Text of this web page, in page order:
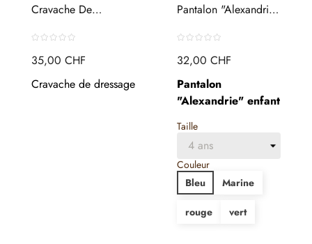
Cravache De
35,00 CHF
Cravache de dressage
Pantalon "Alexandrie"
32,00 CHF
Pantalon
"Alexandrie" enfant
Taille
Couleur
Bleu
Marine
rouge vert